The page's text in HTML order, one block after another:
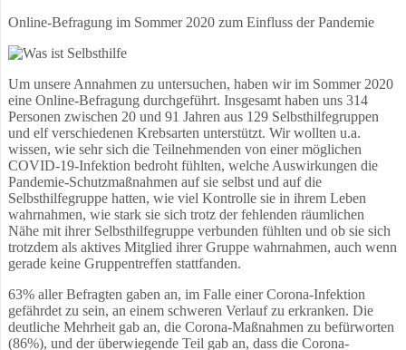
Online-Befragung im Sommer 2020 zum Einfluss der Pandemie
Um unsere Annahmen zu untersuchen, haben wir im Sommer 2020
eine Online-Befragung durchgeführt. Insgesamt haben uns 314
Personen zwischen 20 und 91 Jahren aus 129 Selbsthilfegruppen
und elf verschiedenen Krebsarten unterstützt. Wir wollten u.a.
wissen, wie sehr sich die Teilnehmenden von einer möglichen
COVID-19-Infektion bedroht fühlten, welche Auswirkungen die
Pandemie-Schutzmaßnahmen auf sie selbst und auf die
Selbsthilfegruppe hatten, wie viel Kontrolle sie in ihrem Leben
wahrnahmen, wie stark sie sich trotz der fehlenden räumlichen
Nähe mit ihrer Selbsthilfegruppe verbunden fühlten und ob sie sich
trotzdem als aktives Mitglied ihrer Gruppe wahrnahmen, auch wenn
gerade keine Gruppentreffen stattfanden.
63% aller Befragten gaben an, im Falle einer Corona-Infektion
gefährdet zu sein, an einem schweren Verlauf zu erkranken. Die
deutliche Mehrheit gab an, die Corona-Maßnahmen zu befürworten
(86%), und der überwiegende Teil gab an, dass die Corona-